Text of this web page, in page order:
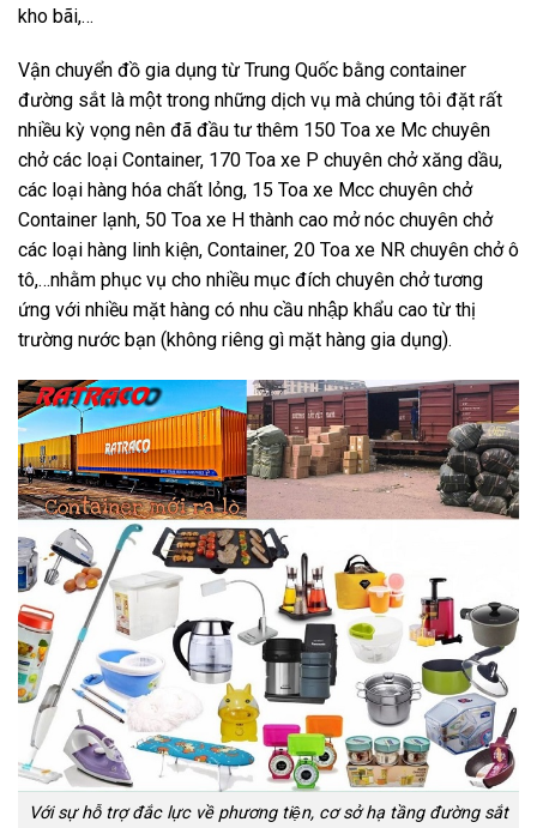
kho bãi,…
Vận chuyển đồ gia dụng từ Trung Quốc bằng container
đường sắt là một trong những dịch vụ mà chúng tôi đặt rất
nhiều kỳ vọng nên đã đầu tư thêm 150 Toa xe Mc chuyên
chở các loại Container, 170 Toa xe P chuyên chở xăng dầu,
các loại hàng hóa chất lỏng, 15 Toa xe Mcc chuyên chở
Container lạnh, 50 Toa xe H thành cao mở nóc chuyên chở
các loại hàng linh kiện, Container, 20 Toa xe NR chuyên chở ô
tô,…nhằm phục vụ cho nhiều mục đích chuyên chở tương
ứng với nhiều mặt hàng có nhu cầu nhập khẩu cao từ thị
trường nước bạn (không riêng gì mặt hàng gia dụng).
Với sự hỗ trợ đắc lực về phương tiện, cơ sở hạ tầng đường sắt